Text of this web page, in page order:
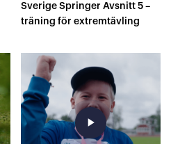
Sverige Springer Avsnitt 5 –
träning för extremtävling
play_arrow